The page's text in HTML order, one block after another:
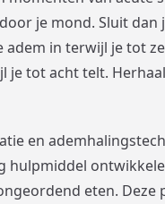
je mond. Sluit
adem in terwijl je tot
je tot acht telt.
en
hulpmiddel
eten. Deze